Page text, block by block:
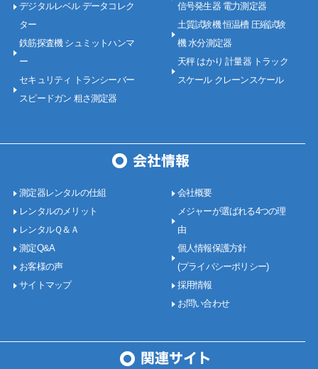
デジタルレベル データコレク
ター
鉄筋探査機 シュミットハンマ
ー
セキュリティ トランシーバー
スピードガン 粗さ測定器
信号発生器 電力測定器
土質試験機 恒温槽 圧縮試験
機 水分測定器
天秤 はかり 計量器 トラック
スケール クレーンスケール
測定器レンタルの仕組
レンタルのメリット
レンタルＱ＆Ａ
測定Q&A
お客様の声
サイトマップ
会社概要
メジャーが選ばれる4つの理
由
個人情報保護方針
(プライバシーポリシー)
採用情報
お問い合わせ